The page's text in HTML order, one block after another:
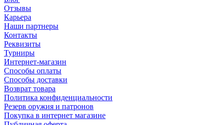
Отзывы
Карьера
Наши партнеры
Контакты
Реквизиты
Турниры
Интернет-магазин
Способы оплаты
Способы доставки
Возврат товара
Политика конфиденциальности
Резерв оружия и патронов
Покупка в интернет магазине